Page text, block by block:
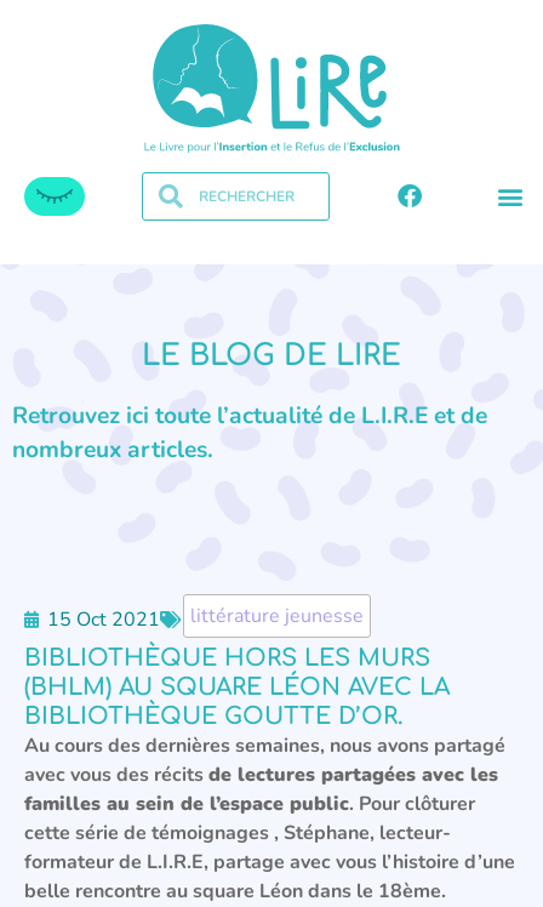
LE BLOG DE LIRE
Retrouvez ici toute l’actualité de L.I.R.E et de
nombreux articles.
15 Oct 2021 littérature jeunesse
BIBLIOTHÈQUE HORS LES MURS
(BHLM) AU SQUARE LÉON AVEC LA
BIBLIOTHÈQUE GOUTTE D’OR.
Au cours des dernières semaines, nous avons partagé
avec vous des récitsde lectures partagées avec les
familles au sein de l’espace public. Pour clôturer
cette série de témoignages , Stéphane, lecteur-
formateur de L.I.R.E, partage avec vous l’histoire d’une
belle rencontre au square Léon dans le 18ème.